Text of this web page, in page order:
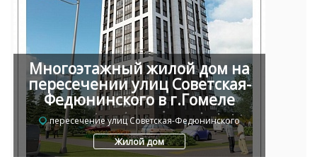
Многоэтажный жилой дом на
пересечении улиц Советская-
Федюнинского в г.Гомеле
пересечение улиц Советская-Федюнинского
Жилой дом